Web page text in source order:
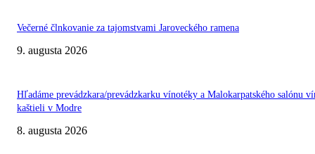
Večerné člnkovanie za tajomstvami Jaroveckého ramena
9. augusta 2026
Hľadáme prevádzkara/prevádzkarku vínotéky a Malokarpatského salónu
kaštieli v Modre
8. augusta 2026